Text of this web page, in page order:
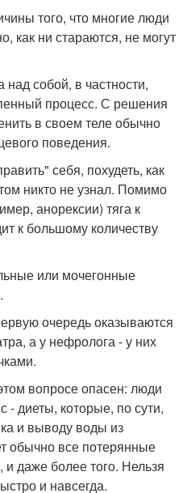
того, что многие люди
как ни стараются, не могут
собой, в частности,
процесс. С решения
в своем теле обычно
поведения.
себя, похудеть, как
никто не узнал. Помимо
анорексии) тяга к
к большому количеству
или мочегонные
очередь оказываются
а у нефролога - у них
вопросе опасен: люди
- диеты, которые, по сути,
и выводу воды из
обычно все потерянные
даже более того. Нельзя
и навсегда.